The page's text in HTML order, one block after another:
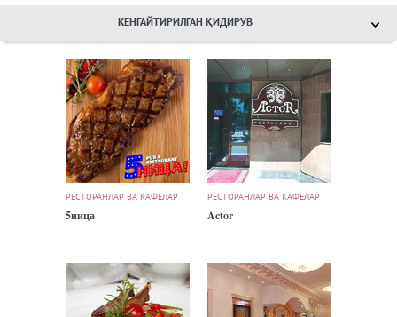
КЕНГАЙТИРИЛГАН ҚИДИРУВ
РЕСТОРАНЛАР ВА КАФЕЛАР
5ница
РЕСТОРАНЛАР ВА КАФЕЛАР
Actor